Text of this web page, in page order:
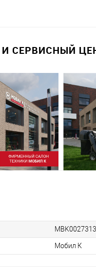
СЕРВИСНЫЙ
MBK0027313
Мобил К